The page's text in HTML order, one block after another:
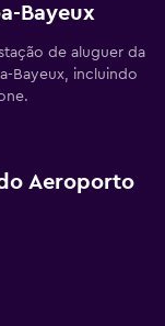
Bayeux
de aluguer da
Bayeux, incluindo
Aeroporto